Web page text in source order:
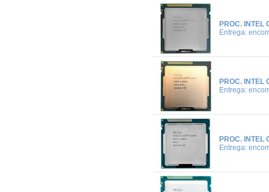
PROC. INTEL
Entrega:
PROC. INTEL
Entrega:
PROC. INTEL
Entrega: